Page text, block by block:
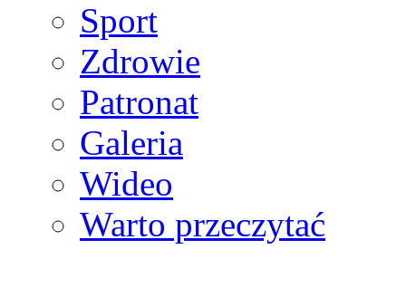
Sport
Zdrowie
Patronat
Galeria
Wideo
Warto przeczytać